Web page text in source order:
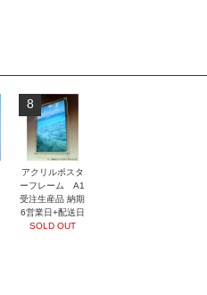
8
アクリルポスタ
ーフレーム A1
受注生産品 納期
6営業日+配送日
SOLD OUT